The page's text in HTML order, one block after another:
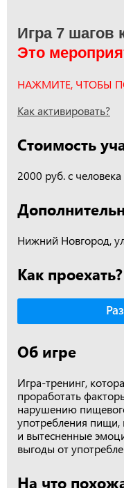
Игра 7 шагов
Это
НАЖМИТЕ, ЧТОБЫ
Как активировать?
Стоимость
2000 руб. с человека
Нижний Новгород,
Как проехать?
Об игре
Игра-тренинг,
проработать
нарушению
употребления
и вытесненные
выгоды от
На что